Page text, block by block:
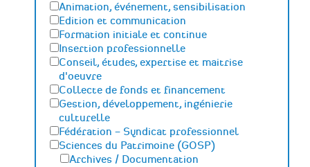
Animation, événement, sensibilisation
Edition et communication
Formation initiale et continue
Insertion professionnelle
Conseil, études, expertise et maitrise
d'oeuvre
Collecte de fonds et financement
Gestion, développement, ingénierie
culturelle
Fédération – Syndicat professionnel
Sciences du Patrimoine (GOSP)
Archives / Documentation